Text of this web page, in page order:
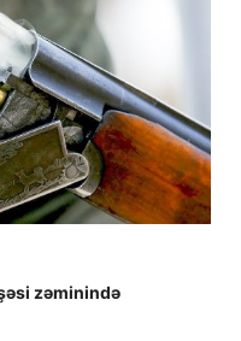
zəminində